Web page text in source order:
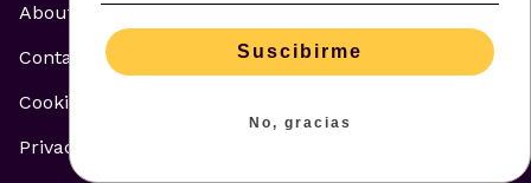
About Us
Contact
Cookie Policy
Privacy Policy
Suscibirme
No, gracias